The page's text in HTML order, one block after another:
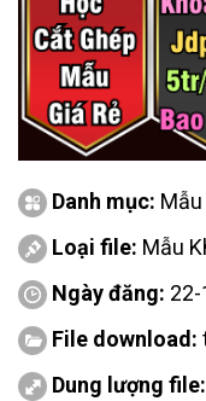
Danh mục:
Loại file: Mẫu
Ngày đăng: 22-
File download:
Dung lượng file: